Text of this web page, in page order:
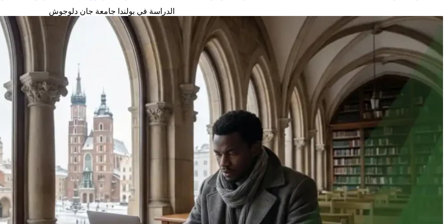
الدراسة في بولندا جامعة جان دلوجوش